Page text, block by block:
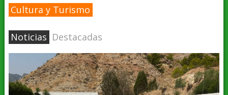
Cultura y Turismo
Noticias Destacadas